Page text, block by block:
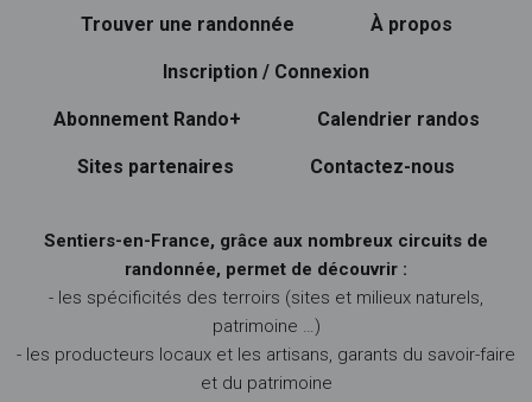
Trouver une randonnée À propos
Inscription / Connexion
Abonnement Rando+ Calendrier randos
Sites partenaires Contactez-nous
Sentiers-en-France, grâce aux nombreux circuits de
randonnée, permet de découvrir :
- les spécificités des terroirs (sites et milieux naturels,
patrimoine …)
- les producteurs locaux et les artisans, garants du savoir-faire
et du patrimoine